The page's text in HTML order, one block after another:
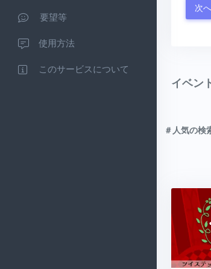
要望等
使用方法
このサービスについて
次へ
イベン
＃人気の検